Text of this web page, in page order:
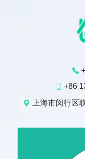
+86
上海市闵行区